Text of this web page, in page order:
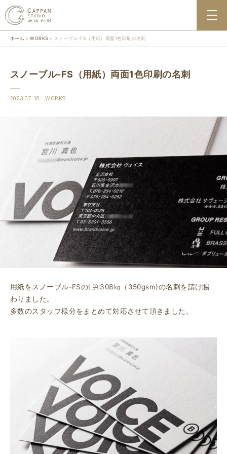
ホーム WORKS スノーブル-FS（用紙）両面1色印刷の名刺
スノーブル-FS（用紙）両面1色印刷の名刺
2023.07.18 WORKS
用紙をスノーブル-FSのL判308㎏（350gsm)の名刺を請け賜
わりました。
多数のスタッフ様分をまとめて対応させて頂きました。